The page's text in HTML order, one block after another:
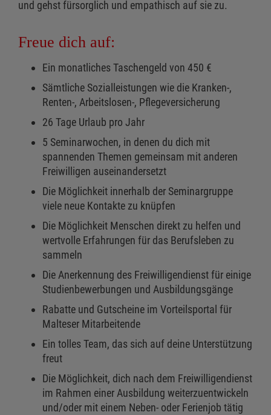
und gehst fürsorglich und empathisch auf sie zu.
Freue dich auf:
Ein monatliches Taschengeld von 450 €
Sämtliche Sozialleistungen wie die Kranken-,
Renten-, Arbeitslosen-, Pflegeversicherung
26 Tage Urlaub pro Jahr
5 Seminarwochen, in denen du dich mit
spannenden Themen gemeinsam mit anderen
Freiwilligen auseinandersetzt
Die Möglichkeit innerhalb der Seminargruppe
viele neue Kontakte zu knüpfen
Die Möglichkeit Menschen direkt zu helfen und
wertvolle Erfahrungen für das Berufsleben zu
sammeln
Die Anerkennung des Freiwilligendienst für einige
Studienbewerbungen und Ausbildungsgänge
Rabatte und Gutscheine im Vorteilsportal für
Malteser Mitarbeitende
Ein tolles Team, das sich auf deine Unterstützung
freut
Die Möglichkeit, dich nach dem Freiwilligendienst
im Rahmen einer Ausbildung weiterzuentwickeln
und/oder mit einem Neben- oder Ferienjob tätig